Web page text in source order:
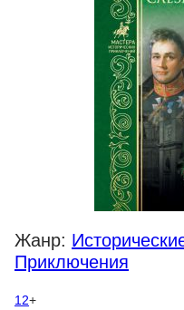
Жанр:
Приключения
12+